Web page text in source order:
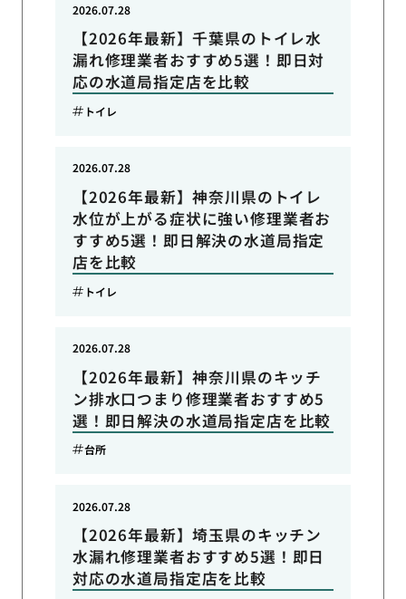
【2026年最新】千葉県のトイレ水
漏れ修理業者おすすめ5選！即日対
応の水道局指定店を比較
2026.07.28
トイレ
【2026年最新】神奈川県のトイレ
水位が上がる症状に強い修理業者お
すすめ5選！即日解決の水道局指定
店を比較
2026.07.28
トイレ
【2026年最新】神奈川県のキッチ
ン排水口つまり修理業者おすすめ5
選！即日解決の水道局指定店を比較
2026.07.28
台所
【2026年最新】埼玉県のキッチン
水漏れ修理業者おすすめ5選！即日
対応の水道局指定店を比較
2026.07.28